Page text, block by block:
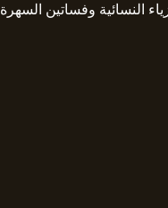
النسائية وفساتين